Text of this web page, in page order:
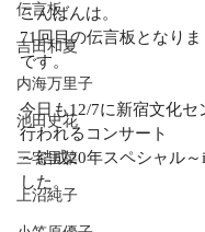
伝言板
吉田和夏
内海万里子
池田史花
三宅里菜
上沼純子
こんばんは。
71回目の伝言板となり
です。
今日も12/7に新宿文化セ
行われるコンサート
～結成20年スペシャル
した。